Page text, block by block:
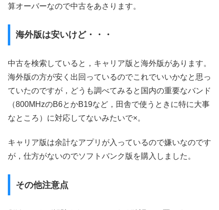
算オーバーなので中古をあさります。
海外版は安いけど・・・
中古を検索していると，キャリア版と海外版があります。
海外版の方が安く出回っているのでこれでいいかなと思っ
ていたのですが，どうも調べてみると国内の重要なバンド
（800MHzのB6とかB19など，田舎で使うときに特に大事
なところ）に対応してないみたいで×。
キャリア版は余計なアプリが入っているので嫌いなのです
が，仕方がないのでソフトバンク版を購入しました。
その他注意点